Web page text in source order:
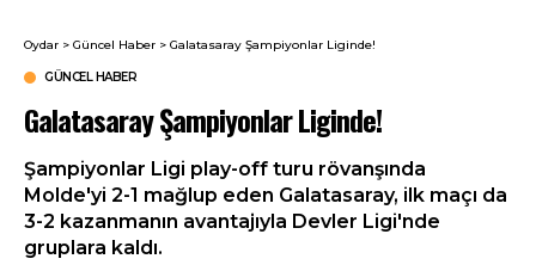
Oydar > Güncel Haber > Galatasaray Şampiyonlar Liginde!
GÜNCEL HABER
Galatasaray Şampiyonlar Liginde!
Şampiyonlar Ligi play-off turu rövanşında
Molde'yi 2-1 mağlup eden Galatasaray, ilk maçı da
3-2 kazanmanın avantajıyla Devler Ligi'nde
gruplara kaldı.